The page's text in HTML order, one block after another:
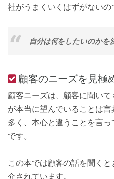
社がうまくいくはずがないの
自分は何をしたいのかを
顧客のニーズを見極
顧客ニーズは、顧客に聞い
が本当に望んでいることは
多く、本心と違うことを言
です。
この本では顧客の話を聞く
介されています。